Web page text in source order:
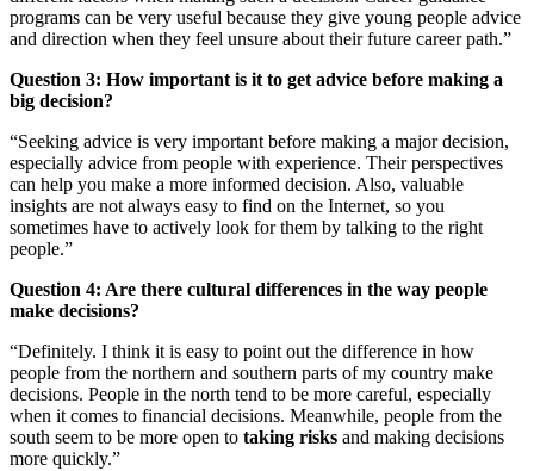
programs can be very useful because they give young people advice
and direction when they feel unsure about their future career path.”
Question 3: How important is it to get advice before making a
big decision?
“Seeking advice is very important before making a major decision,
especially advice from people with experience. Their perspectives
can help you make a more informed decision. Also, valuable
insights are not always easy to find on the Internet, so you
sometimes have to actively look for them by talking to the right
people.”
Question 4: Are there cultural differences in the way people
make decisions?
“Definitely. I think it is easy to point out the difference in how
people from the northern and southern parts of my country make
decisions. People in the north tend to be more careful, especially
when it comes to financial decisions. Meanwhile, people from the
south seem to be more open to taking risks and making decisions
more quickly.”